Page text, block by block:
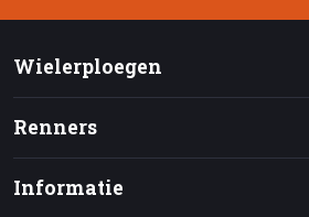
Wielerploegen
Renners
Informatie